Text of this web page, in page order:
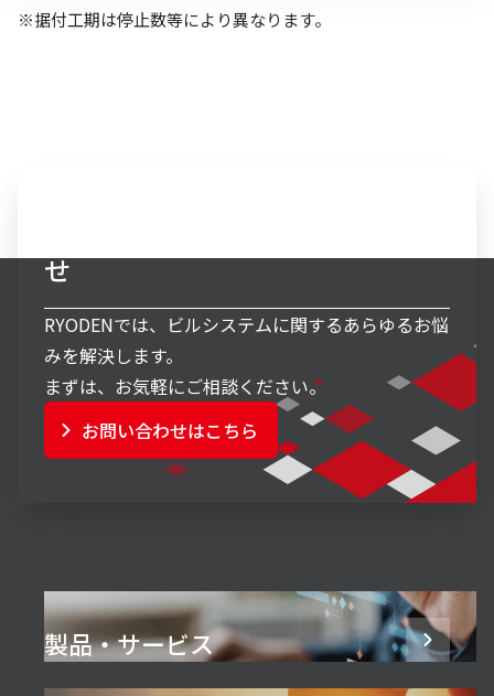
※据付工期は停止数等により異なります。
せ
RYODENでは、ビルシステムに関するあらゆるお悩
みを解決します。
まずは、お気軽にご相談ください。
お問い合わせはこちら
製品・サービス